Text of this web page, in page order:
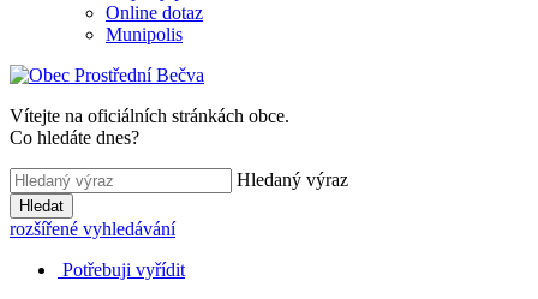
Online dotaz
Munipolis
Vítejte na oficiálních stránkách obce.
Co hledáte dnes?
Hledaný výraz
Hledat
rozšířené vyhledávání
Potřebuji vyřídit